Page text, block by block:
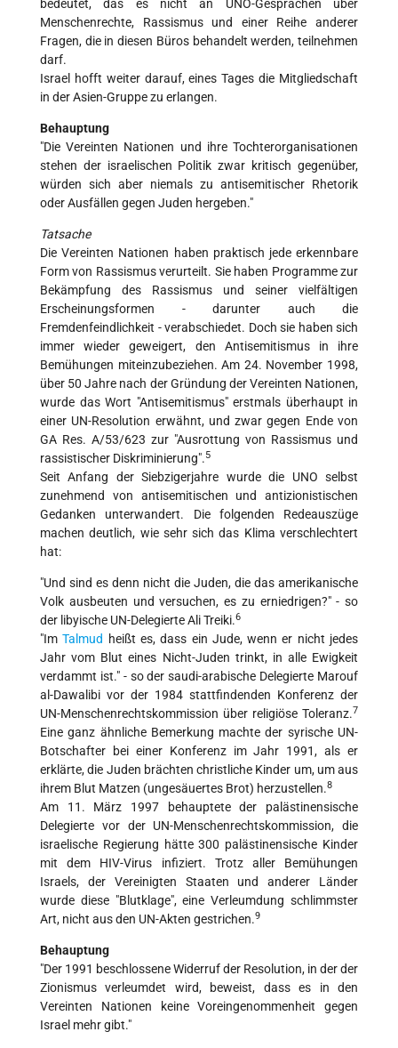
bedeutet, das es nicht an UNO-Gesprächen über
Menschenrechte, Rassismus und einer Reihe anderer
Fragen, die in diesen Büros behandelt werden, teilnehmen
darf.
Israel hofft weiter darauf, eines Tages die Mitgliedschaft
in der Asien-Gruppe zu erlangen.
Behauptung
"Die Vereinten Nationen und ihre Tochterorganisationen
stehen der israelischen Politik zwar kritisch gegenüber,
würden sich aber niemals zu antisemitischer Rhetorik
oder Ausfällen gegen Juden hergeben."
Tatsache
Die Vereinten Nationen haben praktisch jede erkennbare
Form von Rassismus verurteilt. Sie haben Programme zur
Bekämpfung des Rassismus und seiner vielfältigen
Erscheinungsformen - darunter auch die
Fremdenfeindlichkeit - verabschiedet. Doch sie haben sich
immer wieder geweigert, den Antisemitismus in ihre
Bemühungen miteinzubeziehen. Am 24. November 1998,
über 50 Jahre nach der Gründung der Vereinten Nationen,
wurde das Wort "Antisemitismus" erstmals überhaupt in
einer UN-Resolution erwähnt, und zwar gegen Ende von
GA Res. A/53/623 zur "Ausrottung von Rassismus und
rassistischer Diskriminierung".5
Seit Anfang der Siebzigerjahre wurde die UNO selbst
zunehmend von antisemitischen und antizionistischen
Gedanken unterwandert. Die folgenden Redeauszüge
machen deutlich, wie sehr sich das Klima verschlechtert
hat:
"Und sind es denn nicht die Juden, die das amerikanische
Volk ausbeuten und versuchen, es zu erniedrigen?" - so
der libyische UN-Delegierte Ali Treiki.6
"ImTalmud heißt es, dass ein Jude, wenn er nicht jedes
Jahr vom Blut eines Nicht-Juden trinkt, in alle Ewigkeit
verdammt ist." - so der saudi-arabische Delegierte Marouf
al-Dawalibi vor der 1984 stattfindenden Konferenz der
UN-Menschenrechtskommission über religiöse Toleranz.7
Eine ganz ähnliche Bemerkung machte der syrische UN-
Botschafter bei einer Konferenz im Jahr 1991, als er
erklärte, die Juden brächten christliche Kinder um, um aus
ihrem Blut Matzen (ungesäuertes Brot) herzustellen.8
Am 11. März 1997 behauptete der palästinensische
Delegierte vor der UN-Menschenrechtskommission, die
israelische Regierung hätte 300 palästinensische Kinder
mit dem HIV-Virus infiziert. Trotz aller Bemühungen
Israels, der Vereinigten Staaten und anderer Länder
wurde diese "Blutklage", eine Verleumdung schlimmster
Art, nicht aus den UN-Akten gestrichen.9
Behauptung
"Der 1991 beschlossene Widerruf der Resolution, in der der
Zionismus verleumdet wird, beweist, dass es in den
Vereinten Nationen keine Voreingenommenheit gegen
Israel mehr gibt."